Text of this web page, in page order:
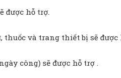
được hỗ trợ.
thuốc và trang thiết bị sẽ được
công) sẽ được hỗ trợ .